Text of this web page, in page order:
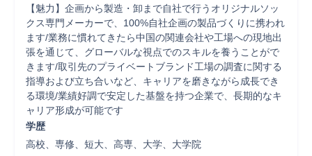
【魅力】企画から製造・卸まで自社で行うオリジナルソッ
クス専門メーカーで、100%自社企画の製品づくりに携われ
ます/業務に慣れてきたら中国の関連会社や工場への現地出
張を通じて、グローバルな視点でのスキルを養うことがで
きます/取引先のプライベートブランド工場の調査に関する
指導および立ち合いなど、キャリアを磨きながら成長でき
る環境/業績好調で安定した基盤を持つ企業で、長期的なキ
ャリア形成が可能です
学歴
高校、専修、短大、高専、大学、大学院